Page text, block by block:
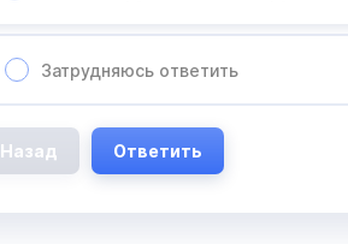
Затрудняюсь ответить
Назад Ответить